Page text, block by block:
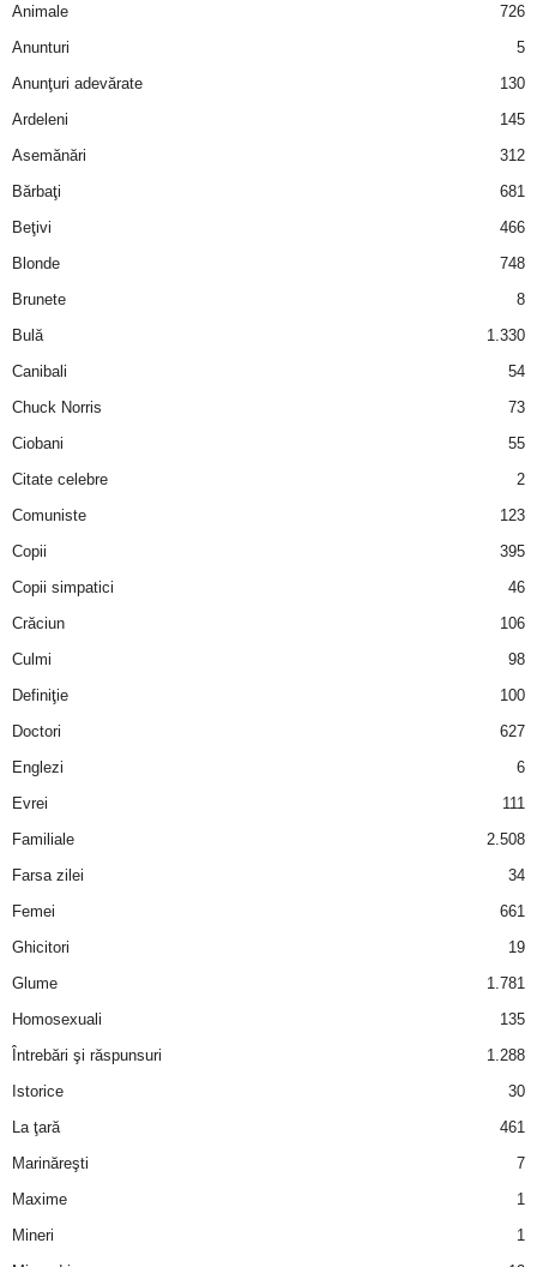
Animale
726
Anunturi
5
Anunţuri adevărate
130
Ardeleni
145
Asemănări
312
Bărbaţi
681
Beţivi
466
Blonde
748
Brunete
8
Bulă
1.330
Canibali
54
Chuck Norris
73
Ciobani
55
Citate celebre
2
Comuniste
123
Copii
395
Copii simpatici
46
Crăciun
106
Culmi
98
Definiţie
100
Doctori
627
Englezi
6
Evrei
111
Familiale
2.508
Farsa zilei
34
Femei
661
Ghicitori
19
Glume
1.781
Homosexuali
135
Întrebări şi răspunsuri
1.288
Istorice
30
La ţară
461
Marinăreşti
7
Maxime
1
Mineri
1